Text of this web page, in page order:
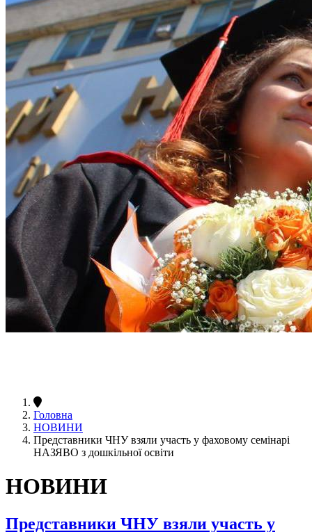
Головна
НОВИНИ
Представники ЧНУ взяли участь у фаховому семінарі
НАЗЯВО з дошкільної освіти
НОВИНИ
Представники ЧНУ взяли участь у